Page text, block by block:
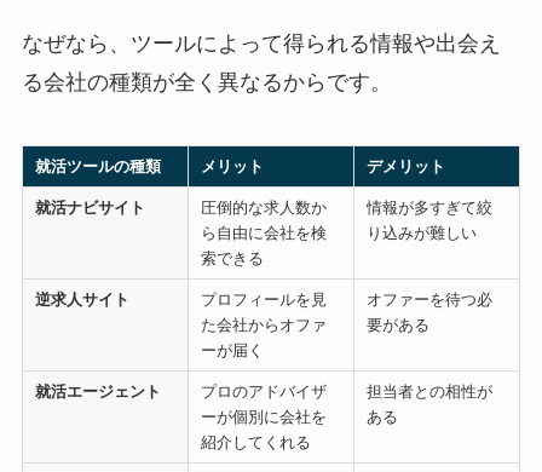
なぜなら、ツールによって得られる情報や出会え
る会社の種類が全く異なるからです。
就活ツールの種類 メリット デメリット
就活ナビサイト
圧倒的な求人数か
ら自由に会社を検
索できる
情報が多すぎて絞
り込みが難しい
逆求人サイト
プロフィールを見
た会社からオファ
ーが届く
オファーを待つ必
要がある
就活エージェント
プロのアドバイザ
ーが個別に会社を
紹介してくれる
担当者との相性が
ある